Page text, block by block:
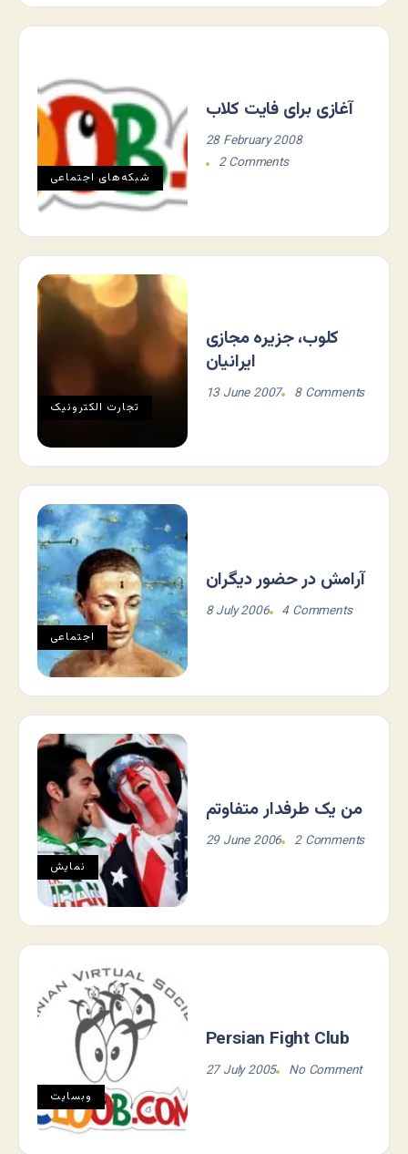
شبکه‌های اجتماعی
آغازی برای فایت کلاب
28 February 2008
2 Comments
تجارت الکترونيک
کلوب، جزیره مجازی
ایرانیان
13 June 2007 8 Comments
اجتماعی
آرامش در حضور دیگران
8 July 2006 4 Comments
نمايش
من یک طرفدار متفاوتم
29 June 2006 2 Comments
وبسایت
Persian Fight Club
27 July 2005 No Comment